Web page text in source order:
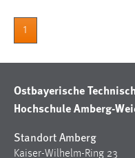
1
Ostbayerische
Hochschule Amberg-
Standort Amberg
Kaiser-Wilhelm-Ring 23
Name:
Anbieter: